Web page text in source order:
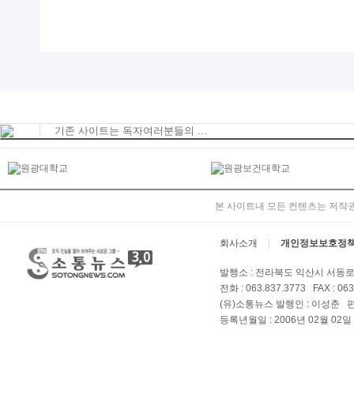
기존 사이트는 독자여러분들의 ...
본 사이트내 모든 컨텐츠는 저작
회사소개 개인정보보호정
발행소 : 전라북도 익산시 서동
전화 : 063.837.3773 FAX :
(유)소통뉴스 발행인 : 이성춘
등록년월일 : 2006년 02월 02